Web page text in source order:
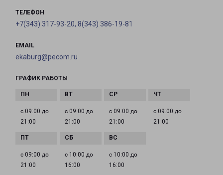
ТЕЛЕФОН
+7(343) 317-93-20, 8(343) 386-19-81
EMAIL
ekaburg@pecom.ru
ГРАФИК РАБОТЫ
с 09:00 до
21:00
с 09:00 до
21:00
с 09:00 до
21:00
с 09:00 до
21:00
с 09:00 до
21:00
с 10:00 до
16:00
с 10:00 до
16:00